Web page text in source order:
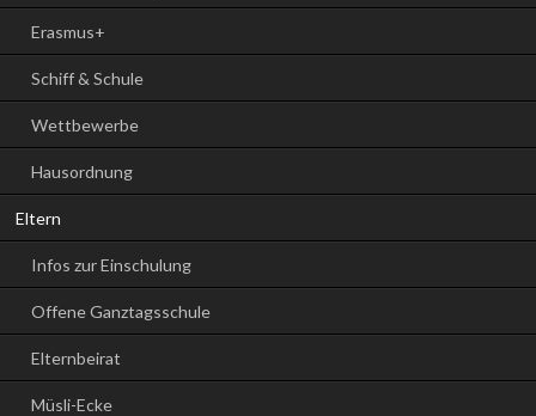
Erasmus+
Schiff & Schule
Wettbewerbe
Hausordnung
Eltern
Infos zur Einschulung
Offene Ganztagsschule
Elternbeirat
Müsli-Ecke